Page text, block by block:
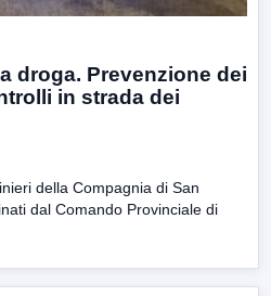
droga. Prevenzione dei
in strada dei
della Compagnia di San
dal Comando Provinciale di